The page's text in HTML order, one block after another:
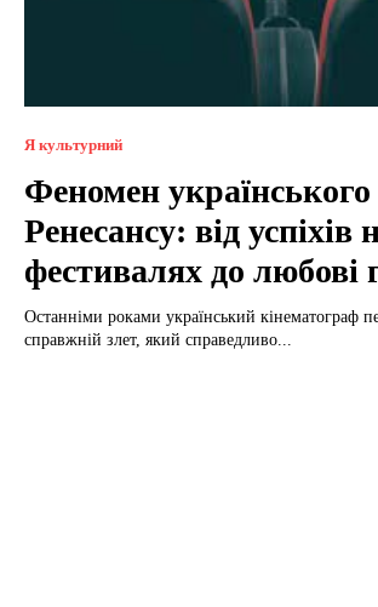
Я культурний
Феномен українського
Ренесансу: від успіхів
фестивалях до любові
Останніми роками український кінематограф
справжній злет, який справедливо...